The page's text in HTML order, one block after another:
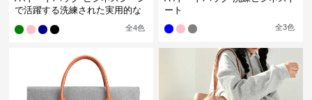
で活躍する洗練された実用的な
全4色
ート
全3色